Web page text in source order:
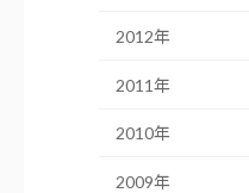
2012年
2011年
2010年
2009年